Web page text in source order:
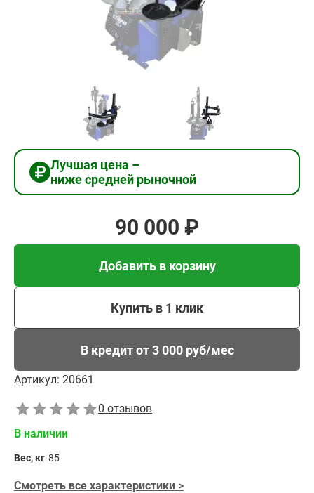
Лучшая цена –
ниже средней рыночной
90 000 ₽
Добавить в корзину
Купить в 1 клик
В кредит от 3 000 руб/мес
Артикул: 20661
0 отзывов
В наличии
Вес, кг 85
Смотреть все характеристики >
Добавить в корзину
Купить в 1 клик
В кредит от 3 000 руб/